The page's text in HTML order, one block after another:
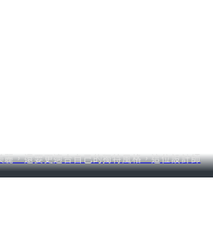
，還要更適合自己的獨特風格，這位設計師